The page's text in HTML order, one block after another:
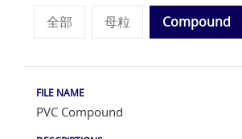
全部 母粒 Compound
PVC Compound